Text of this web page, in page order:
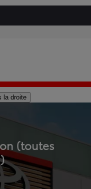
la droite
(toutes